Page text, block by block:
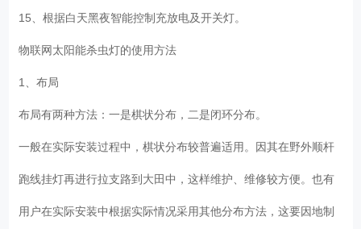
15、根据白天黑夜智能控制充放电及开关灯。
物联网太阳能杀虫灯的使用方法
1、布局
布局有两种方法：一是棋状分布，二是闭环分布。
一般在实际安装过程中，棋状分布较普遍适用。因其在野外顺杆
跑线挂灯再进行拉支路到大田中，这样维护、维修较方便。也有
用户在实际安装中根据实际情况采用其他分布方法，这要因地制